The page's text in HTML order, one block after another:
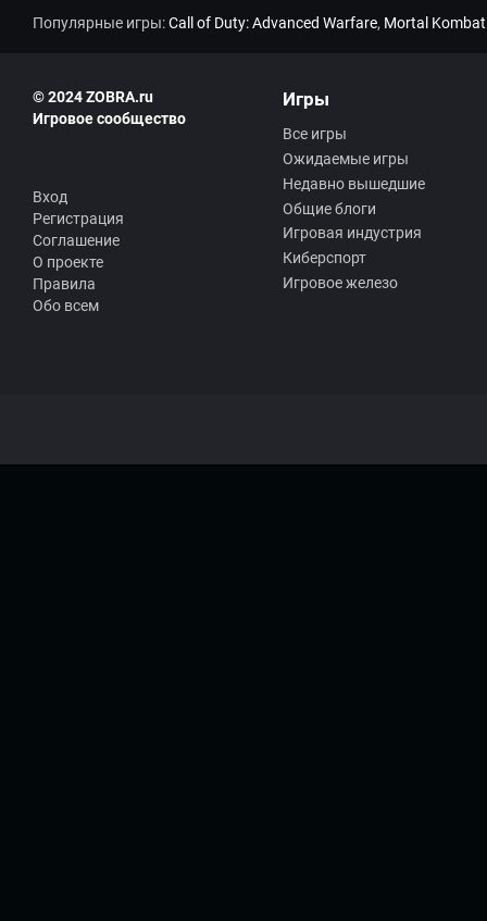
Популярные игры:Call of Duty: Advanced Warfare, Mortal
© 2024 ZOBRA.ru
Игровое сообщество
Вход
Регистрация
Соглашение
О проекте
Правила
Обо всем
Игры
Все игры
Ожидаемые игры
Недавно вышедшие
Общие блоги
Игровая индустрия
Киберспорт
Игровое железо